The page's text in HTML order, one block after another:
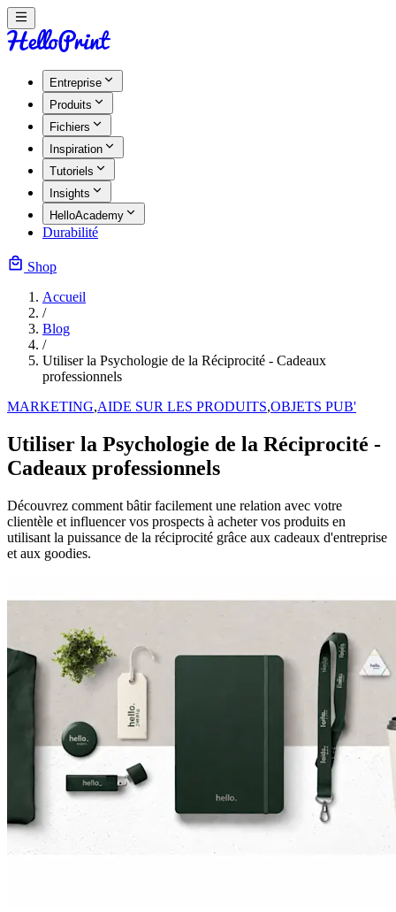
Entreprise
Produits
Fichiers
Inspiration
Tutoriels
Insights
HelloAcademy
Durabilité
Shop
Accueil
/
Blog
/
Utiliser la Psychologie de la Réciprocité - Cadeaux
professionnels
MARKETING,AIDE SUR LES PRODUITS,OBJETS PUB'
Utiliser la Psychologie de la Réciprocité -
Cadeaux professionnels
Découvrez comment bâtir facilement une relation avec votre
clientèle et influencer vos prospects à acheter vos produits en
utilisant la puissance de la réciprocité grâce aux cadeaux d'entreprise
et aux goodies.